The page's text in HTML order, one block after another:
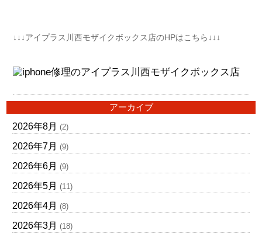
↓↓↓アイプラス川西モザイクボックス店のHPはこちら↓↓↓
アーカイブ
2026年8月 (2)
2026年7月 (9)
2026年6月 (9)
2026年5月 (11)
2026年4月 (8)
2026年3月 (18)